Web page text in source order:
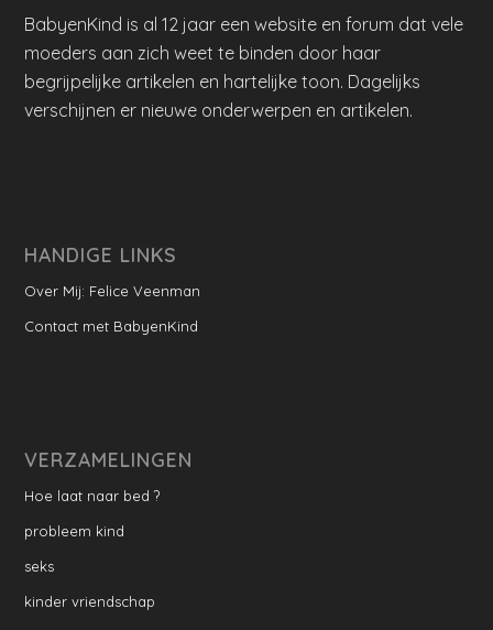
BabyenKind is al 12 jaar een website en forum dat vele
moeders aan zich weet te binden door haar
begrijpelijke artikelen en hartelijke toon. Dagelijks
verschijnen er nieuwe onderwerpen en artikelen.
HANDIGE LINKS
Over Mij: Felice Veenman
Contact met BabyenKind
VERZAMELINGEN
Hoe laat naar bed ?
probleem kind
seks
kinder vriendschap